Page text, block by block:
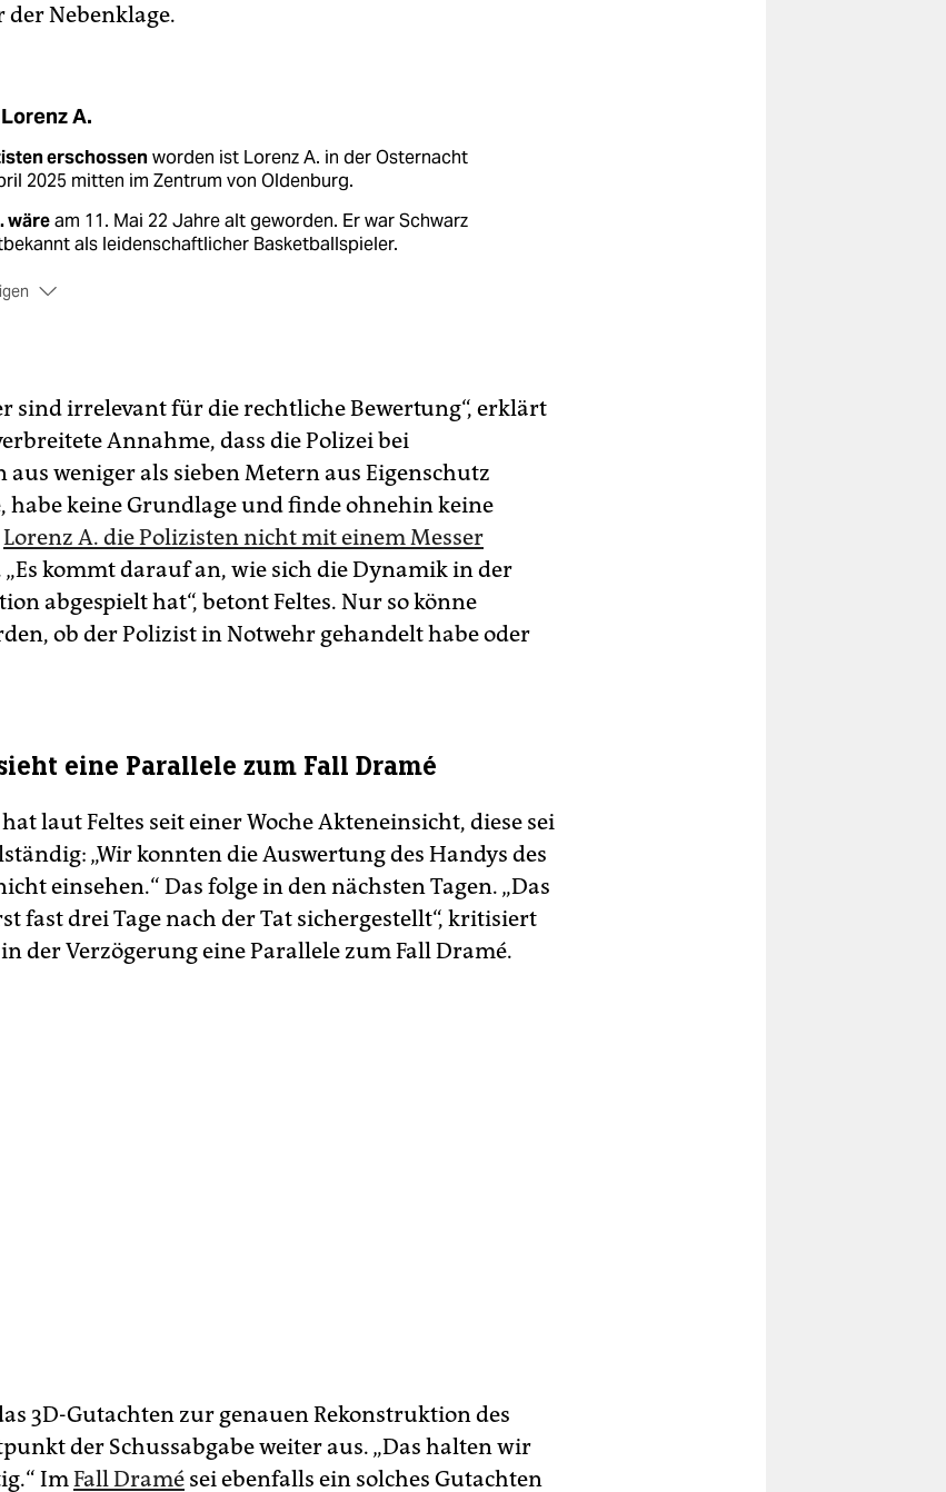
Nebenklage.
A.
erschossenworden ist Lorenz A. in der Osternacht
2025 mitten im Zentrum von Oldenburg.
wäream 11. Mai 22 Jahre alt geworden. Er war Schwarz
als leidenschaftlicher Basketballspieler.
wird er von der Polizei gestellt, dann von
Beamten mit fünf Schüssen von hinten in Kopf,
Hüfte und Bein erschossen. Es gibt keine Hinweise
er die Einsatzkräfte bedroht hätte.
Polizeigesetz(§§71-76) erlaubt den
gegen Personen, nur wenn andere
keinen Erfolg versprechen. Auf Flüchtende
werden, wenn sie wahrscheinlich ein
verübt haben oder wenn anzunehmen ist, dass sie mit
oder Sprengstoff bewaffnet sind.
sind irrelevant für die rechtliche Bewertung“, erklärt
Annahme, dass die Polizei bei
weniger als sieben Metern aus Eigenschutz
habe keine Grundlage und finde ohnehin keine
Lorenz A. die Polizisten nicht mit einem Messer
„Es kommt darauf an, wie sich die Dynamik in der
abgespielt hat“, betont Feltes. Nur so könne
ob der Polizist in Notwehr gehandelt habe oder
eine Parallele zum Fall Dramé
laut Feltes seit einer Woche Akteneinsicht, diese sei
„Wir konnten die Auswertung des Handys des
einsehen.“ Das folge in den nächsten Tagen. „Das
fast drei Tage nach der Tat sichergestellt“, kritisiert
der Verzögerung eine Parallele zum Fall Dramé.
3D-Gutachten zur genauen Rekonstruktion des
der Schussabgabe weiter aus. „Das halten wir
ImFall Dramé sei ebenfalls ein solches Gutachten